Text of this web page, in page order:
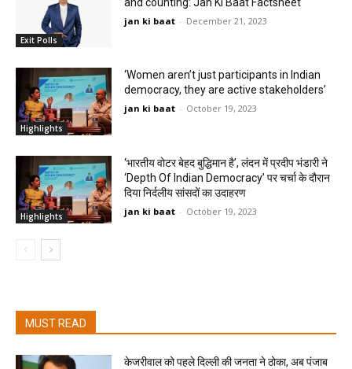
Exit Polls
jan ki baat - December 21, 2023
Highlights
‘Women aren’t just participants in Indian
democracy, they are active stakeholders’
jan ki baat - October 19, 2023
Highlights
‘भारतीय वोटर बेहद बुद्धिमान है’, लंदन में प्रदीप भंडारी ने
‘Depth Of Indian Democracy’ पर चर्चा के दौरान
दिया निर्दलीय सांसदों का उदाहरण
jan ki baat - October 19, 2023
MUST READ
केजरीवाल को पहले दिल्ली की जनता ने ठोका, अब पंजाब